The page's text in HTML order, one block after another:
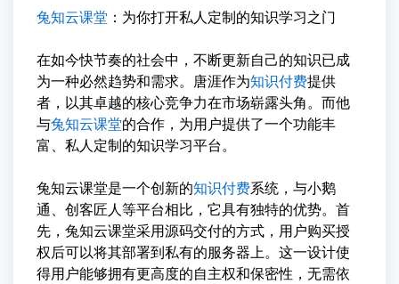
兔知云课堂 ：为你打开私人定制的知识学习之门
在如今快节奏的社会中，不断更新自己的知识已成
为一种必然趋势和需求。唐涯作为知识付费提供
者，以其卓越的核心竞争力在市场崭露头角。而他
与兔知云课堂的合作，为用户提供了一个功能丰
富、私人定制的知识学习平台。
兔知云课堂是一个创新的知识付费系统，与小鹅
通、创客匠人等平台相比，它具有独特的优势。首
先，兔知云课堂采用源码交付的方式，用户购买授
权后可以将其部署到私有的服务器上。这一设计使
得用户能够拥有更高度的自主权和保密性，无需依